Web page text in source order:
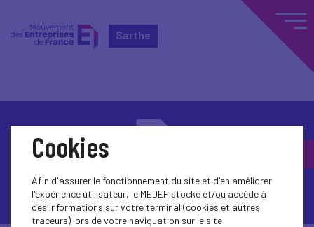
Sarthe
Contactez-nous
Cookies
Afin d'assurer le fonctionnement du site et d'en améliorer
l'expérience utilisateur, le MEDEF stocke et/ou accède à
des informations sur votre terminal (cookies et autres
traceurs) lors de votre naviguation sur le site